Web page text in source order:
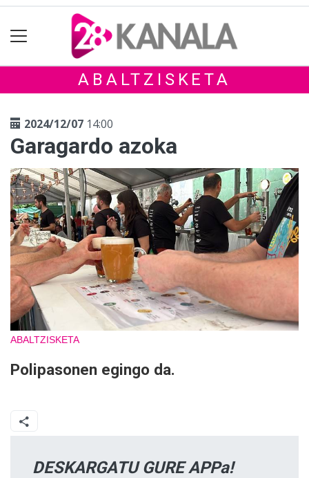
ABALTZISKETA
2024/12/07 14:00
Garagardo azoka
ABALTZISKETA
Polipasonen egingo da.
DESKARGATU GURE APPa!